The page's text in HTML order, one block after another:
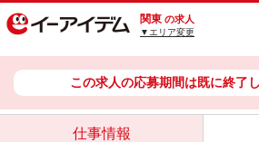
関東 の求人
▼エリア変更
この求人の応募期間は既に終了
仕事情報